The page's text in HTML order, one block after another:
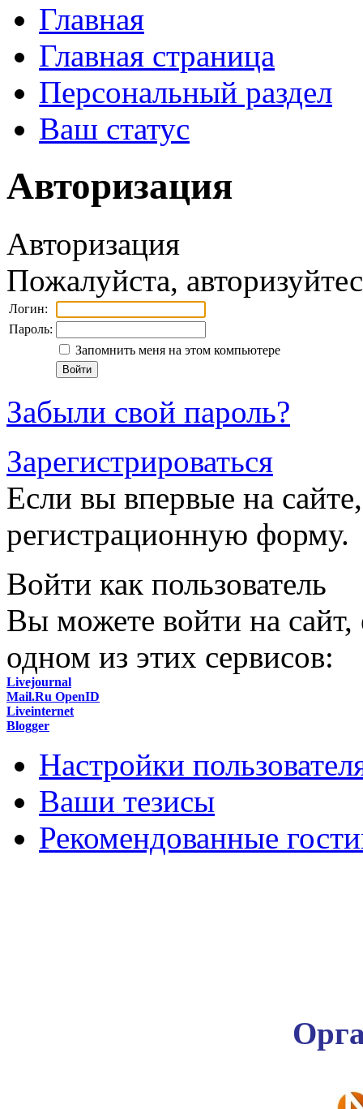
Главная
Главная страница
Персональный раздел
Ваш статус
Авторизация
Авторизация
Пожалуйста,
Логин:
Пароль:
Запомнить меня на этом компьютере
Забыли свой пароль?
Зарегистрироваться
Если вы впервые на
регистрационную форму.
Войти как пользователь
Вы можете войти на сайт,
одном из этих сервисов:
Livejournal
Mail.Ru OpenID
Liveinternet
Blogger
Настройки
Ваши тезисы
Рекомендованные